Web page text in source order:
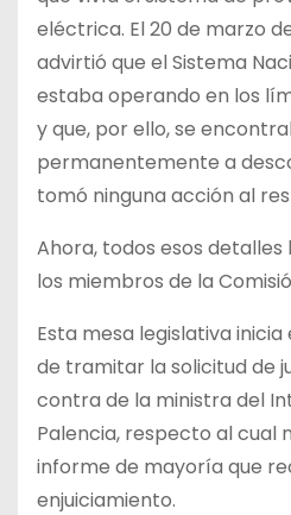
eléctrica. El 20 de marzo
advirtió que el Sistema
estaba operando en los
y que, por ello, se
permanentemente a
tomó ninguna acción al
Ahora, todos esos
los miembros de la
Esta mesa legislativa
de tramitar la solicitud de
contra de la ministra del
Palencia, respecto al cual
informe de mayoría que
enjuiciamiento.